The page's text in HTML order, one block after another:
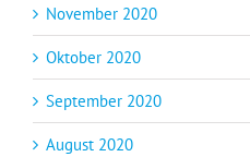
November 2020
Oktober 2020
September 2020
August 2020